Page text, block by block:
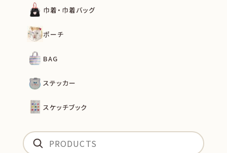
巾着・巾着バッグ
ポーチ
BAG
ステッカー
スケッチブック